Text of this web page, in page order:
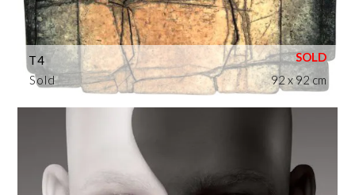
Sold
T4
92 x 92 cm